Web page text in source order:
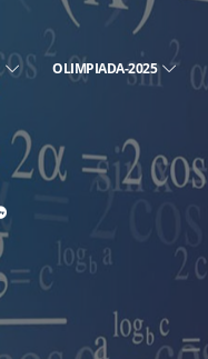
OLIMPIADA-2025